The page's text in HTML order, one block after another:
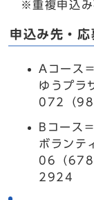
※重複申込み
申込み先・
Aコース
ゆうプ
072（
Bコース
ボランテ
06（
2924